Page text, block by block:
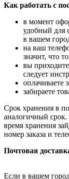
Как работать с
в момент
удобный для
в вашем
на ваш
значит, что
вы
следует
оплачиваете
забираете
Срок хранения в
аналогичный
время хранения
номер заказа и
Почтовая
Если в вашем